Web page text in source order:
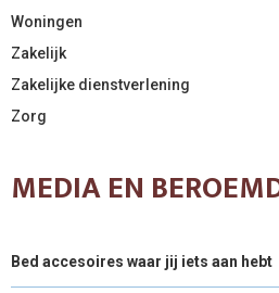
Woningen
Zakelijk
Zakelijke dienstverlening
Zorg
MEDIA EN
Bed accesoires waar jij iets aan hebt